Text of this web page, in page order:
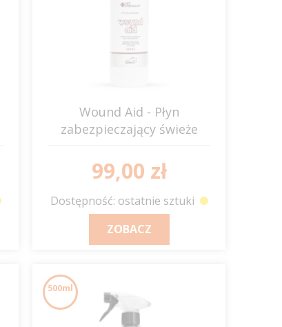
Wound Aid - Płyn
zabezpieczający świeże
99,00 zł
Dostępność: ostatnie sztuki
ZOBACZ
500ml